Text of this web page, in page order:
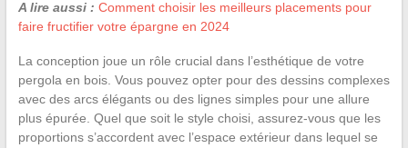
A lire aussi : Comment choisir les meilleurs placements pour
faire fructifier votre épargne en 2024
La conception joue un rôle crucial dans l’esthétique de votre
pergola en bois. Vous pouvez opter pour des dessins complexes
avec des arcs élégants ou des lignes simples pour une allure
plus épurée. Quel que soit le style choisi, assurez-vous que les
proportions s’accordent avec l’espace extérieur dans lequel se